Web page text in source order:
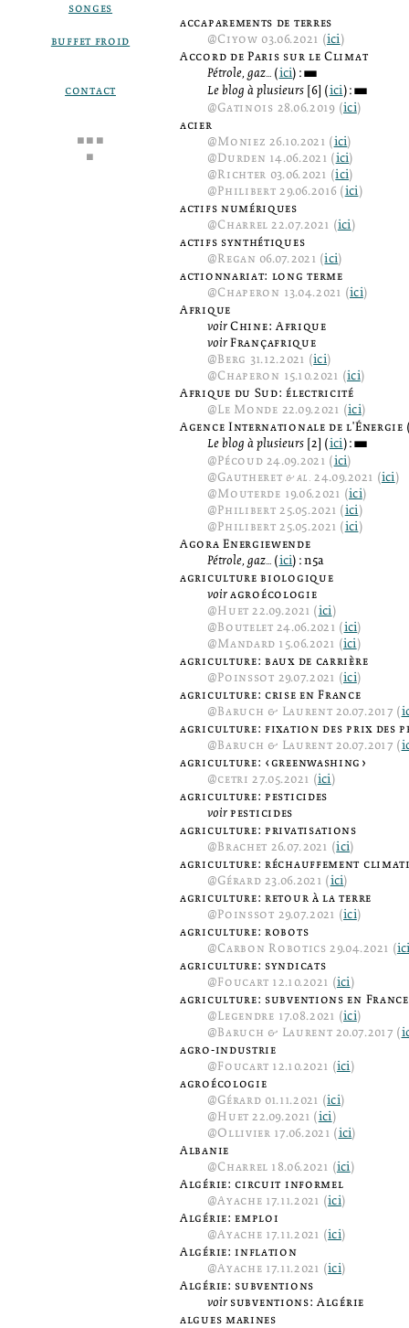
songes
buffet froid
contact
µ µ µ
µ
accaparements de terres
@Ciyow 03.06.2021 (ici)
Accord de Paris sur le Climat
Pétrole, gaz... (ici):3
Le blog à plusieurs [6] (ici):3
@Gatinois 28.06.2019 (ici)
acier
@Moniez26.10.2021 (ici)
@Durden 14.06.2021 (ici)
@Richter 03.06.2021 (ici)
@Philibert29.06.2016 (ici)
actifs numériques
@Charrel 22.07.2021 (ici)
actifs synthétiques
@Regan 06.07.2021 (ici)
actionnariat: long terme
@Chaperon 13.04.2021 (ici)
Afrique
voirChine: Afrique
voirFrançafrique
@Berg 31.12.2021 (ici)
@Chaperon 15.10.2021 (ici)
Afrique du Sud: électricité
@Le Monde 22.09.2021 (ici)
Agence Internationale de l'Énergie
Le blog à plusieurs [2] (ici):3
@Pécoud24.09.2021 (ici)
@Gautheret& al.24.09.2021 (ici)
@Mouterde 19.06.2021 (ici)
@Philibert25.05.2021 (ici)
@Philibert25.05.2021 (ici)
Agora Energiewende
Pétrole, gaz... (ici): n5a
agriculture biologique
voiragroécologie
@Huet 22.09.2021 (ici)
@Boutelet 24.06.2021 (ici)
@Mandard 15.06.2021 (ici)
agriculture: baux de carrière
@Poinssot 29.07.2021 (ici)
agriculture: crise en France
@Baruch & Laurent20.07.2017 (
agriculture: fixation des prix des
@Baruch & Laurent20.07.2017 (
agriculture: ‹greenwashing›
@cetri27.05.2021 (ici)
agriculture: pesticides
voirpesticides
agriculture: privatisations
@Brachet 26.07.2021 (ici)
agriculture: réchauffement
@Gérard23.06.2021 (ici)
agriculture: retour à la terre
@Poinssot 29.07.2021 (ici)
agriculture: robots
@Carbon Robotics29.04.2021 (
agriculture: syndicats
@Foucart 12.10.2021 (ici)
agriculture: subventions en France
@Legendre 17.08.2021 (ici)
@Baruch & Laurent20.07.2017 (
agro-industrie
@Foucart 12.10.2021 (ici)
agroécologie
@Gérard 01.11.2021 (ici)
@Huet 22.09.2021 (ici)
@Ollivier 17.06.2021 (ici)
Albanie
@Charrel 18.06.2021 (ici)
Algérie: circuit informel
@Ayache 17.11.2021 (ici)
Algérie: emploi
@Ayache 17.11.2021 (ici)
Algérie: inflation
@Ayache 17.11.2021 (ici)
Algérie: subventions
voir subventions: Algérie
algues marines